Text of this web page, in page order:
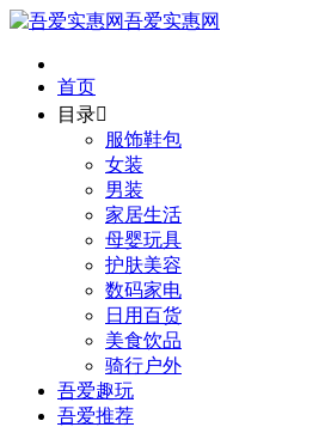
吾爱实惠网
首页
目录
服饰鞋包
女装
男装
家居生活
母婴玩具
护肤美容
数码家电
日用百货
美食饮品
骑行户外
吾爱趣玩
吾爱推荐